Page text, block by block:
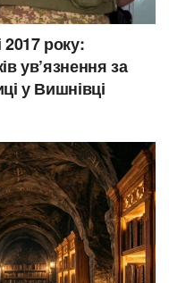
2017 року:
ув’язнення за
у Вишнівці